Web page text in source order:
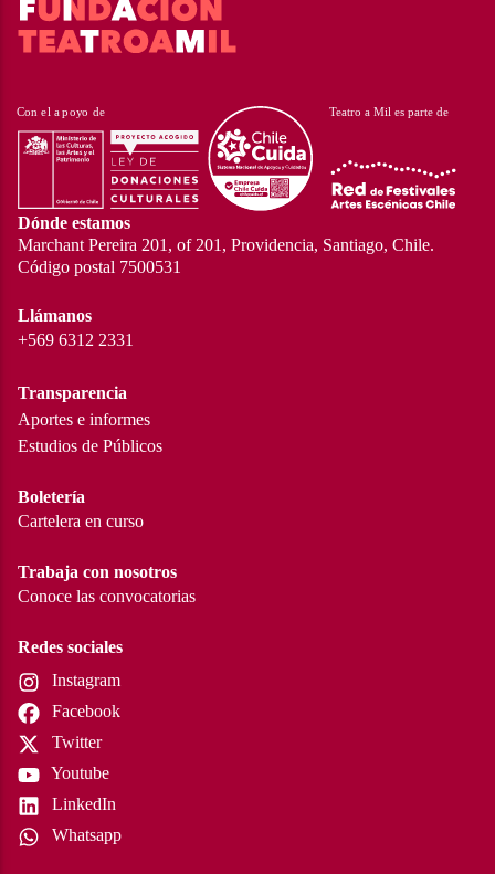
Dónde estamos
Marchant Pereira 201, of 201, Providencia, Santiago, Chile.
Código postal 7500531
Llámanos
+569 6312 2331
Transparencia
Aportes e informes
Estudios de Públicos
Boletería
Cartelera en curso
Trabaja con nosotros
Conoce las convocatorias
Redes sociales
Instagram
Facebook
Twitter
Youtube
LinkedIn
Whatsapp